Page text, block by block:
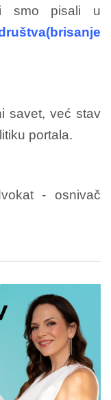
smo pisali u
savet, već stav
portala.
- osnivač